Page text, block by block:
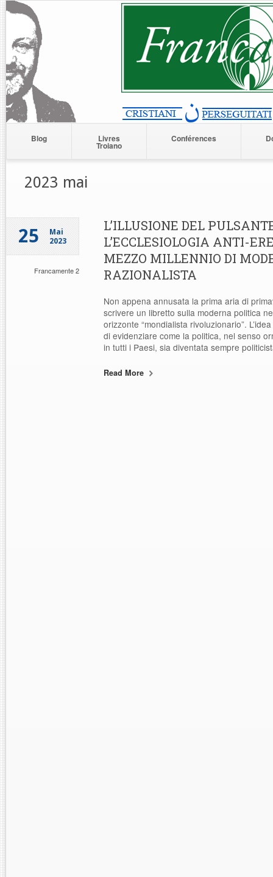
Blog Livres
Troiano
Conférences
2023 mai
25
Mai
2023
Francamente 2
L’ILLUSIONE DEL
L’ECCLESIOLOGIA ANTI-
MEZZO MILLENNIO DI
RAZIONALISTA
Non appena annusata la prima aria di
scrivere un libretto sulla moderna politica
orizzonte “mondialista rivoluzionario”.
di evidenziare come la politica, nel senso
in tutti i Paesi, sia diventata sempre
Read More